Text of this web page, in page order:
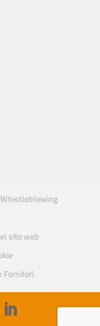
Whistleblowing
sito web
Fornitori